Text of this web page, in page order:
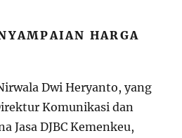
HARGA
Dwi Heryanto, yang
Komunikasi dan
Jasa DJBC Kemenkeu,